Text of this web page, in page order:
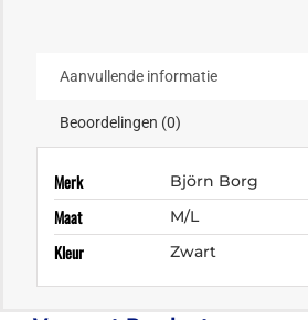
Aanvullende informatie
Beoordelingen (0)
Merk Björn Borg
Maat M/L
Kleur Zwart